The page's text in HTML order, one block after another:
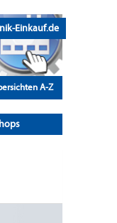
Einkauf.de
A-Z